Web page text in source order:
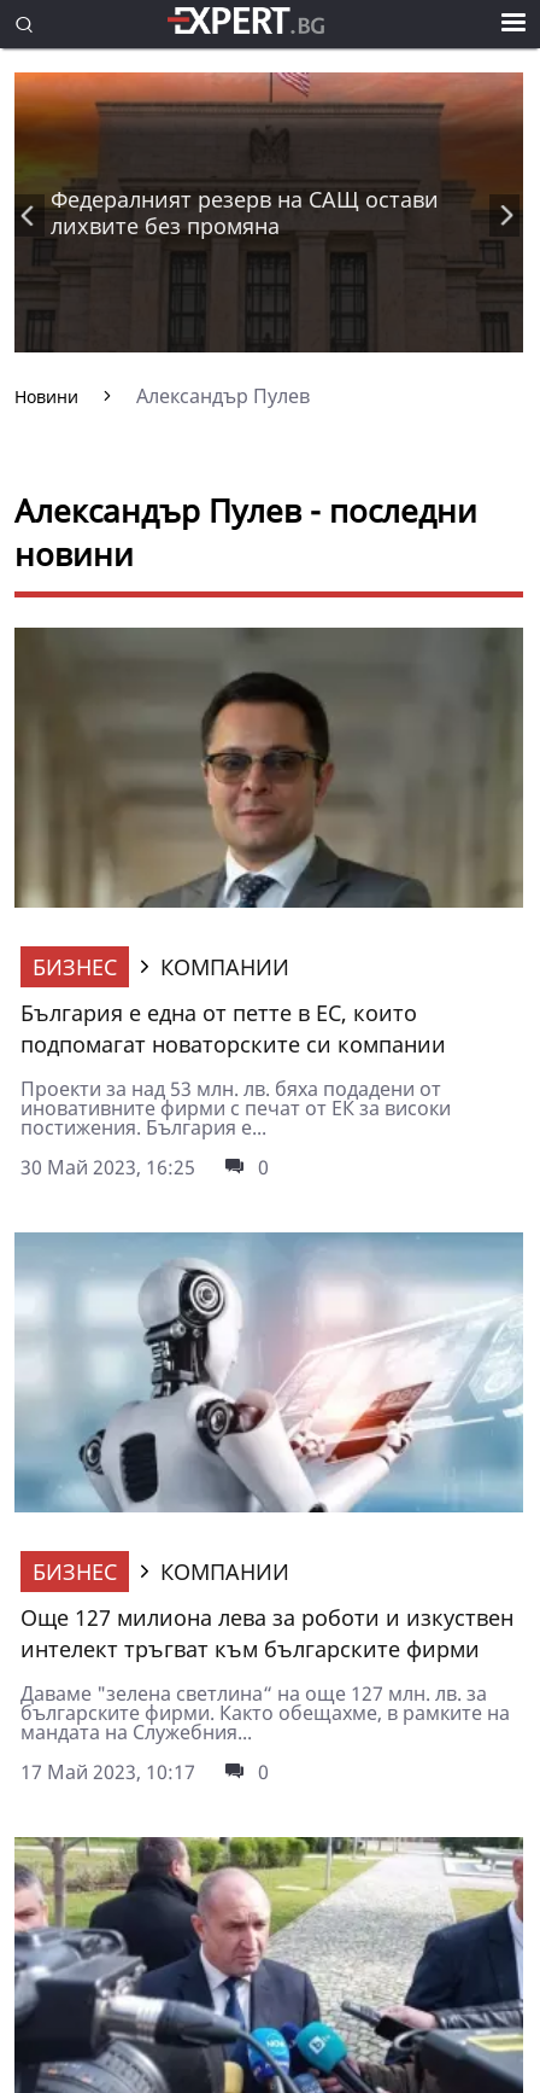
Федералният резерв на САЩ остави
лихвите без промяна
Новини Александър Пулев
Александър Пулев - последни
новини
БИЗНЕС
КОМПАНИИ
България е една от петте в ЕС, които
подпомагат новаторските си компании
Проекти за над 53 млн. лв. бяха подадени от
иновативните фирми с печат от ЕК за високи
постижения. България е...
30 Май 2023, 16:25
0
БИЗНЕС
КОМПАНИИ
Още 127 милиона лева за роботи и изкуствен
интелект тръгват към българските фирми
Даваме "зелена светлина“ на още 127 млн. лв. за
българските фирми. Както обещахме, в рамките на
мандата на Служебния...
17 Май 2023, 10:17
0